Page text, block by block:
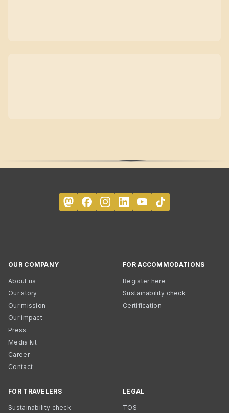
OUR COMPANY
About us
Our story
Our mission
Our impact
Press
Media kit
Career
Contact
FOR ACCOMMODATIONS
Register here
Sustainability check
Certification
FOR TRAVELERS
Sustainability check
LEGAL
TOS